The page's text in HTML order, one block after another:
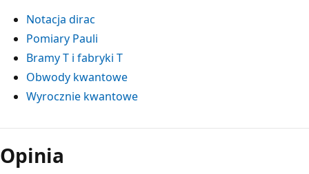
Notacja dirac
Pomiary Pauli
Bramy T i fabryki T
Obwody kwantowe
Wyrocznie kwantowe
Opinia